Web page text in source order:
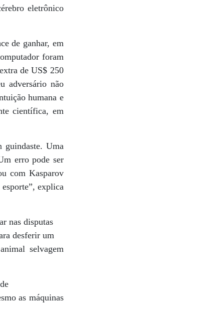
eletrônico
de ganhar, em
foram
de US$ 250
adversário não
humana e
científica, em
guindaste. Uma
erro pode ser
com Kasparov
explica
nas disputas
desferir um
selvagem
as máquinas